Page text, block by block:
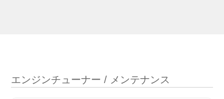
エンジンチューナー / メンテナンス